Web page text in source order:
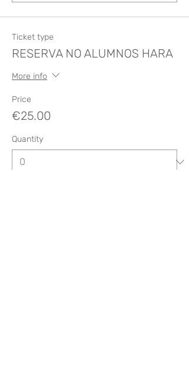
Ticket type
RESERVA NO ALUMNOS HARA
More info
Price
€25.00
Quantity